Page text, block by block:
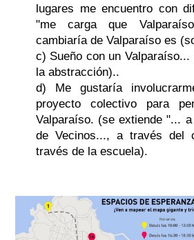
lugares me encuentro con
"me carga que
cambiaría de Valparaíso es
c) Sueño con un
la abstracción)..
d) Me gustaría
proyecto colectivo para
Valparaíso. (se extiende "...
de Vecinos..., a través del
través de la escuela).